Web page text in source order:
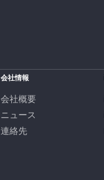
会社情報
会社概要
ニュース
連絡先